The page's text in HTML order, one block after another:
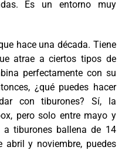
Es un entorno muy
hace una década. Tiene
atrae a ciertos tipos de
perfectamente con su
¿qué puedes hacer
con tiburones? Sí, la
pero solo entre mayo y
a tiburones ballena de 14
abril y noviembre, puedes